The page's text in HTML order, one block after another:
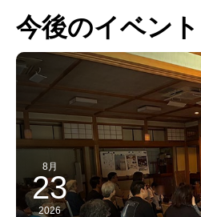
今後のイベント
8月
23
2026